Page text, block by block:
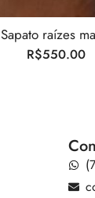
Sapato raízes
R$550.00